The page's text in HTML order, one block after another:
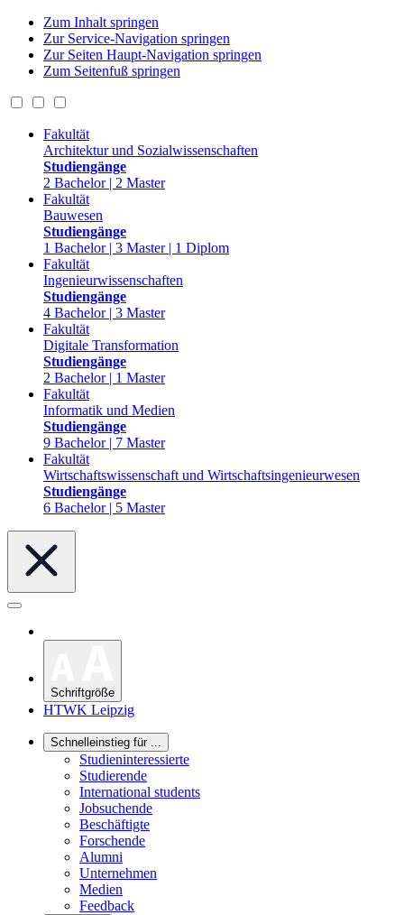
Zum Inhalt springen
Zur Service-Navigation springen
Zur Seiten Haupt-Navigation springen
Zum Seitenfuß springen
Fakultät
Architektur und Sozialwissenschaften
Studiengänge
2 Bachelor | 2 Master
Fakultät
Bauwesen
Studiengänge
1 Bachelor | 3 Master | 1 Diplom
Fakultät
Ingenieurwissenschaften
Studiengänge
4 Bachelor | 3 Master
Fakultät
Digitale Transformation
Studiengänge
2 Bachelor | 1 Master
Fakultät
Informatik und Medien
Studiengänge
9 Bachelor | 7 Master
Fakultät
Wirtschaftswissenschaft und Wirtschaftsingenieurwesen
Studiengänge
6 Bachelor | 5 Master
Schriftgröße
HTWK Leipzig
Schnelleinstieg für ...
Studieninteressierte
Studierende
International students
Jobsuchende
Beschäftigte
Forschende
Alumni
Unternehmen
Medien
Feedback